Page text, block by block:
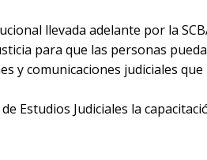
llevada adelante por la
para que las personas
y comunicaciones judiciales
Estudios Judiciales la